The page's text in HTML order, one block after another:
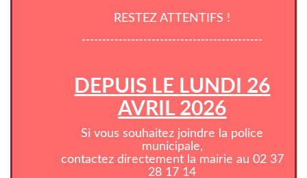
RESTEZ ATTENTIFS !
--------------------------------------------
DEPUIS LE LUNDI 26
AVRIL 2026
Si vous souhaitez joindre la police
municipale,
contactez directement la mairie au 02 37
28 17 14